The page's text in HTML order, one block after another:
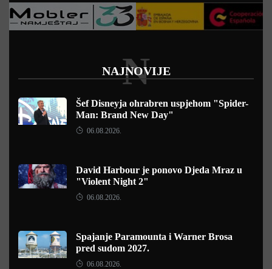
NAJNOVIJE
N
Šef Disneyja ohrabren uspjehom "Spider-
Man: Brand New Day"
06.08.2026.
David Harbour je ponovo Djeda Mraz u
"Violent Night 2"
06.08.2026.
Spajanje Paramounta i Warner Brosa
pred sudom 2027.
06.08.2026.